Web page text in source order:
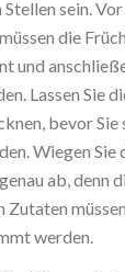
sein.
die
und
Lassen Sie
bevor Sie
Wiegen Sie
ab, denn
Zutaten
werden.